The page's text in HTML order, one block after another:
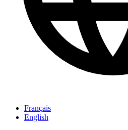
Français
English